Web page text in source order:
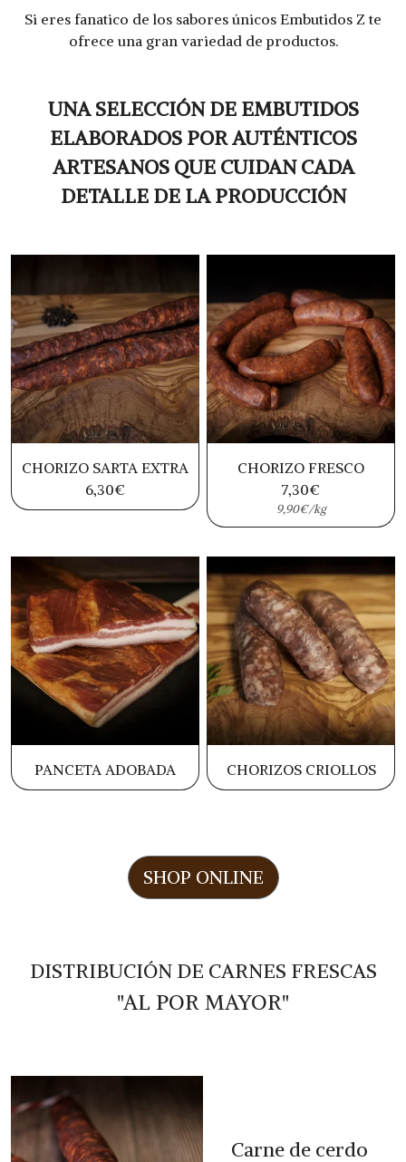
Si eres fanatico de los sabores únicos Embutidos Z te
ofrece una gran variedad de productos.
UNA SELECCIÓN DE EMBUTIDOS
ELABORADOS POR AUTÉNTICOS
ARTESANOS QUE CUIDAN CADA
DETALLE DE LA PRODUCCIÓN
CHORIZO SARTA EXTRA
6,30€
CHORIZO FRESCO
7,30€
9,90€/kg
PANCETA ADOBADA CHORIZOS CRIOLLOS
SHOP ONLINE
DISTRIBUCIÓN DE CARNES FRESCAS
"AL POR MAYOR"
Carne de cerdo